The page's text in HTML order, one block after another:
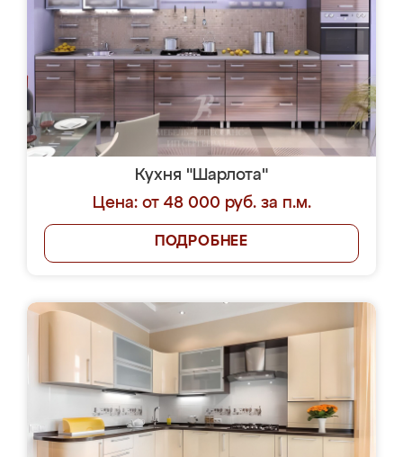
Кухня "Шарлота"
Цена: от 48 000 руб. за п.м.
ПОДРОБНЕЕ